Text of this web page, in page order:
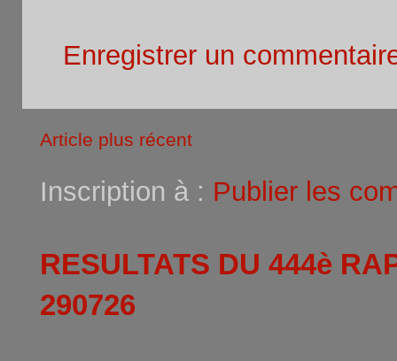
Enregistrer un
Article plus récent
Inscription à : Publier les
RESULTATS DU 444è
290726